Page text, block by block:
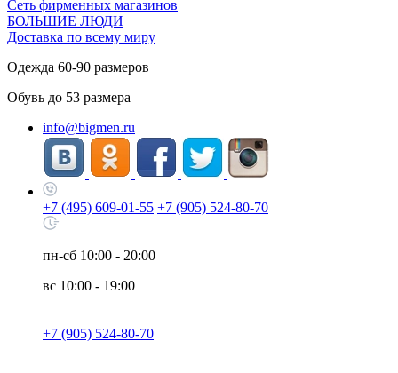
Сеть фирменных магазинов
БОЛЬШИЕ ЛЮДИ
Доставка по всему миру
Одежда 60-90 размеров
Обувь до 53 размера
info@bigmen.ru
+7 (495) 609-01-55 +7 (905) 524-80-70
пн-сб 10:00 - 20:00
вс 10:00 - 19:00
+7 (905) 524-80-70